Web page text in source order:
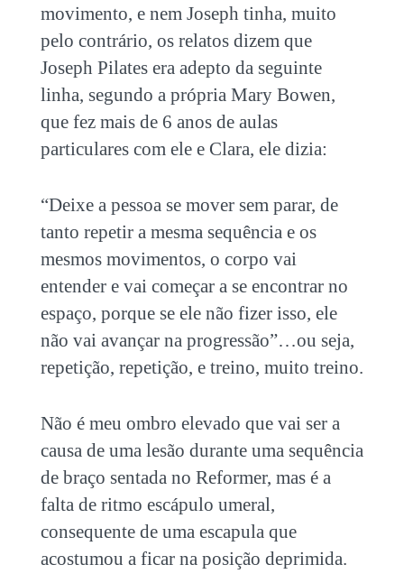
movimento, e nem Joseph tinha, muito
pelo contrário, os relatos dizem que
Joseph Pilates era adepto da seguinte
linha, segundo a própria Mary Bowen,
que fez mais de 6 anos de aulas
particulares com ele e Clara, ele dizia:
“Deixe a pessoa se mover sem parar, de
tanto repetir a mesma sequência e os
mesmos movimentos, o corpo vai
entender e vai começar a se encontrar no
espaço, porque se ele não fizer isso, ele
não vai avançar na progressão”…ou seja,
repetição, repetição, e treino, muito treino.
Não é meu ombro elevado que vai ser a
causa de uma lesão durante uma sequência
de braço sentada no Reformer, mas é a
falta de ritmo escápulo umeral,
consequente de uma escapula que
acostumou a ficar na posição deprimida.